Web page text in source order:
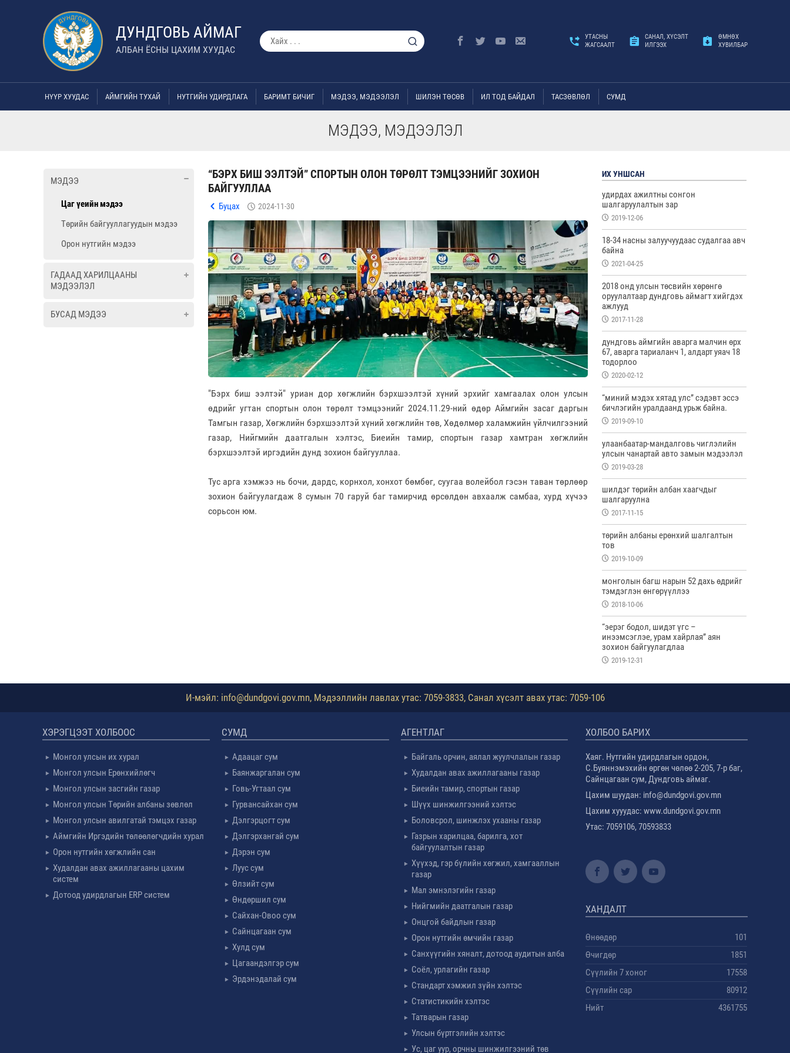
ДУНДГОВЬ АЙМАГ
АЛБАН ЁСНЫ ЦАХИМ ХУУДАС
УТАСНЫ
ЖАГСААЛТ
САНАЛ, ХҮСЭЛТ
ИЛГЭЭХ
ӨМНӨХ
ХУВИЛБАР
НҮҮР ХУУДАС АЙМГИЙН ТУХАЙ НУТГИЙН УДИРДЛАГА БАРИМТ БИЧИГ МЭДЭЭ, МЭДЭЭЛЭЛ ШИЛЭН ТӨСӨВ ИЛ ТОД БАЙДАЛ ТАСЗӨВЛӨЛ СУМД
МЭДЭЭ, МЭДЭЭЛЭЛ
МЭДЭЭ
Цаг үеийн мэдээ
Төрийн байгууллагуудын мэдээ
Орон нутгийн мэдээ
ГАДААД ХАРИЛЦААНЫ
МЭДЭЭЛЭЛ
БУСАД МЭДЭЭ
“БЭРХ БИШ ЭЭЛТЭЙ” СПОРТЫН ОЛОН ТӨРӨЛТ ТЭМЦЭЭНИЙГ ЗОХИОН
БАЙГУУЛЛАА
Буцах 2024-11-30
"Бэрх биш ээлтэй" уриан дор хөгжлийн бэрхшээлтэй хүний эрхийг хамгаалах олон улсын
өдрийг угтан спортын олон төрөлт тэмцээнийг 2024.11.29-ний өдөр Аймгийн засаг даргын
Тамгын газар, Хөгжлийн бэрхшээлтэй хүний хөгжлийн төв, Хөдөлмөр халамжийн үйлчилгээний
газар, Нийгмийн даатгалын хэлтэс, Биеийн тамир, спортын газар хамтран хөгжлийн
бэрхшээлтэй иргэдийн дунд зохион байгууллаа.
Тус арга хэмжээ нь бочи, дардс, корнхол, хонхот бөмбөг, суугаа волейбол гэсэн таван төрлөөр
зохион байгуулагдаж 8 сумын 70 гаруй баг тамирчид өрсөлдөн авхаалж самбаа, хурд хүчээ
сорьсон юм.
ИХ УНШСАН
удирдах ажилтны сонгон
шалгаруулалтын зар
2019-12-06
18-34 насны залуучуудаас судалгаа авч
байна
2021-04-25
2018 онд улсын төсвийн хөрөнгө
оруулалтаар дундговь аймагт хийгдэх
ажлууд
2017-11-28
дундговь аймгийн аварга малчин өрх
67, аварга тариаланч 1, алдарт уяач 18
тодорлоо
2020-02-12
“миний мэдэх хятад улс” сэдэвт эссэ
бичлэгийн уралдаанд урьж байна.
2019-09-10
улаанбаатар-мандалговь чиглэлийн
улсын чанартай авто замын мэдээлэл
2019-03-28
шилдэг төрийн албан хаагчдыг
шалгаруулна
2017-11-15
төрийн албаны ерөнхий шалгалтын
тов
2019-10-09
монголын багш нарын 52 дахь өдрийг
тэмдэглэн өнгөрүүллээ
2018-10-06
“эерэг бодол, шидэт үгс –
инээмсэглэе, урам хайрлая” аян
зохион байгуулагдлаа
2019-12-31
И-мэйл: info@dundgovi.gov.mn, Мэдээллийн лавлах утас: 7059-3833, Санал хүсэлт авах утас: 7059-106
ХЭРЭГЦЭЭТ ХОЛБООС
Монгол улсын их хурал
Монгол улсын Ерөнхийлөгч
Монгол улсын засгийн газар
Монгол улсын Төрийн албаны зөвлөл
Монгол улсын авилгатай тэмцэх газар
Аймгийн Иргэдийн төлөөлөгчдийн хурал
Орон нутгийн хөгжлийн сан
Худалдан авах ажиллагааны цахим
систем
Дотоод удирдлагын ERP систем
СУМД
Адаацаг сум
Баянжаргалан сум
Говь-Угтаал сум
Гурвансайхан сум
Дэлгэрцогт сум
Дэлгэрхангай сум
Дэрэн сум
Луус сум
Өлзийт сум
Өндөршил сум
Сайхан-Овоо сум
Сайнцагаан сум
Хулд сум
Цагаандэлгэр сум
Эрдэнэдалай сум
АГЕНТЛАГ
Байгаль орчин, аялал жуулчлалын газар
Худалдан авах ажиллагааны газар
Биеийн тамир, спортын газар
Шүүх шинжилгээний хэлтэс
Боловсрол, шинжлэх ухааны газар
Газрын харилцаа, барилга, хот
байгуулалтын газар
Хүүхэд, гэр бүлийн хөгжил, хамгааллын
газар
Мал эмнэлэгийн газар
Нийгмийн даатгалын газар
Онцгой байдлын газар
Орон нутгийн өмчийн газар
Санхүүгийн хяналт, дотоод аудитын алба
Соёл, урлагийн газар
Стандарт хэмжил зүйн хэлтэс
Статистикийн хэлтэс
Татварын газар
Улсын бүртгэлийн хэлтэс
Ус, цаг уур, орчны шинжилгээний төв
ХОЛБОО БАРИХ
Хаяг. Нутгийн удирдлагын ордон,
С.Буяннэмэхийн өргөн чөлөө 2-205, 7-р баг,
Сайнцагаан сум, Дундговь аймаг.
Цахим шуудан: info@dundgovi.gov.mn
Цахим хууудас: www.dundgovi.gov.mn
Утас: 7059106, 70593833
ХАНДАЛТ
Өнөөдөр
101
Өчигдөр
1851
Сүүлийн 7 хоног
17558
Сүүлийн сар
80912
Нийт
4361755